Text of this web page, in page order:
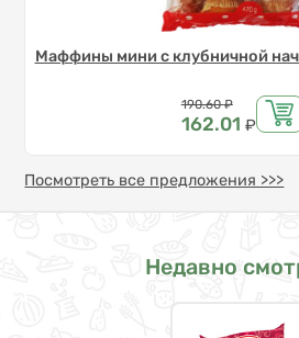
Маффины мини с клубничной
Цена
190.60 ₽
162.01 ₽
Посмотреть все предложения >>>
Недавно